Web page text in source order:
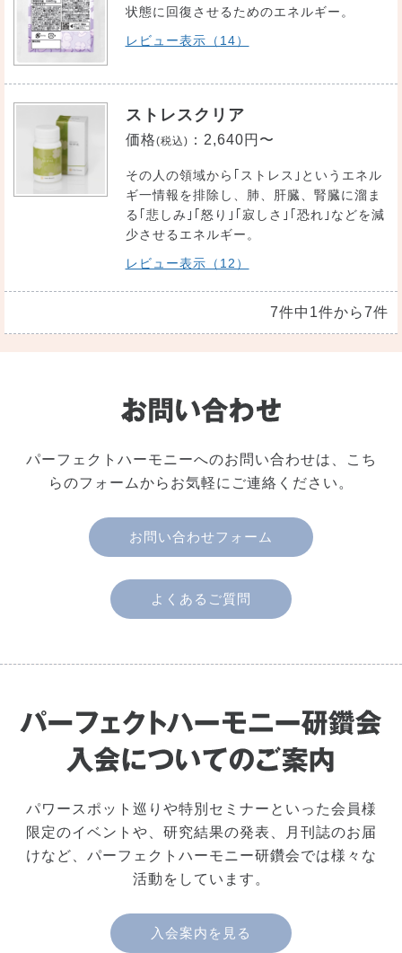
状態に回復させるためのエネルギー。
レビュー表示（14）
ストレスクリア
価格(税込) ： 2,640円〜
その人の領域から｢ストレス｣というエネル
ギ一情報を排除し、肺、肝臓、腎臓に溜ま
る｢悲しみ｣｢怒り｣｢寂しさ｣｢恐れ｣などを減
少させるエネルギー。
レビュー表示（12）
7件中1件から7件
パーフェクトハーモニーへのお問い合わせは、こち
らのフォームからお気軽にご連絡ください。
お問い合わせフォーム
よくあるご質問
パワースポット巡りや特別セミナーといった会員様
限定のイベントや、研究結果の発表、月刊誌のお届
けなど、パーフェクトハーモニー研鑽会では様々な
活動をしています。
入会案内を見る